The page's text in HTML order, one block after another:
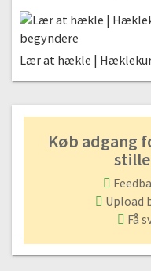
Arbejde med flere
#18 Sådan sammensætter
stacking
processering
10:05
#20 Kreativ med postkort
Videoredigering og
#21 Videoredigering i
21:01
Lær at hækle |
Køb adgang
Upload
Få